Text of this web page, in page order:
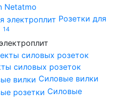
Netatmo
Розетки для
14
силовых розеток
Силовые вилки
Силовые